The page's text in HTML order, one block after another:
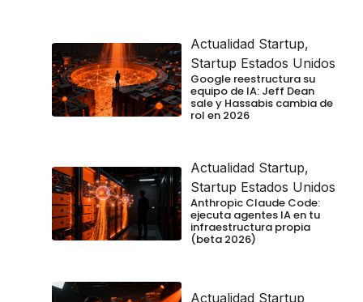
Actualidad Startup,
Startup Estados Unidos
Google reestructura su
equipo de IA: Jeff Dean
sale y Hassabis cambia de
rol en 2026
Actualidad Startup,
Startup Estados Unidos
Anthropic Claude Code:
ejecuta agentes IA en tu
infraestructura propia
(beta 2026)
Actualidad Startup